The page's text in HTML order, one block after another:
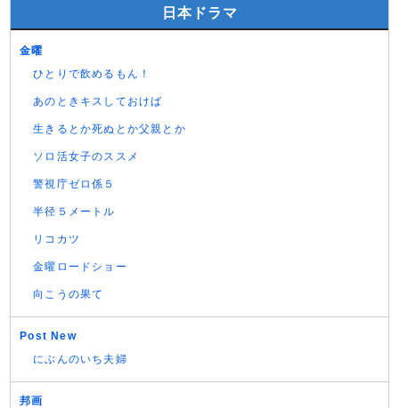
日本ドラマ
金曜
ひとりで飲めるもん！
あのときキスしておけば
生きるとか死ぬとか父親とか
ソロ活女子のススメ
警視庁ゼロ係５
半径５メートル
リコカツ
金曜ロードショー
向こうの果て
Post New
にぶんのいち夫婦
邦画